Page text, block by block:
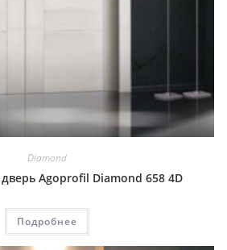
Diamond
Agoprofil Diamond 658 4D
Подробнее